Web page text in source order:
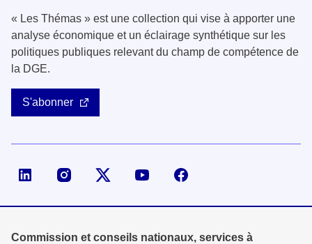
« Les Thémas » est une collection qui vise à apporter une
analyse économique et un éclairage synthétique sur les
politiques publiques relevant du champ de compétence de
la DGE.
S'abonner
Page LinkedIn de la DGECompte X (ex-Twitter) de la DGE
Commission et conseils nationaux, services à